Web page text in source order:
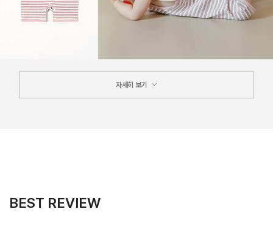
자세히 보기
BEST REVIEW